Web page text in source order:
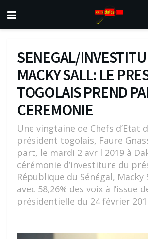
SENEGAL/
MACKY SALL: LE
TOGOLAIS PREND
CEREMONIE
Une vingtaine de Chefs d’Etat
président togolais, Faure
part, le mardi 2 avril 2019 à
cérémonie d’investiture du
République du Sénégal, Macky
avec 58,26% des voix à l’issue
présidentielle du 24 février